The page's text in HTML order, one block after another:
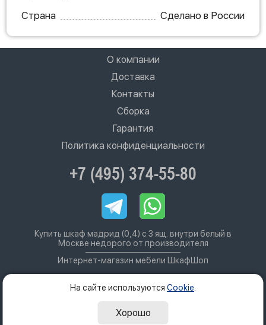
Страна
Сделано в России
О компании
Доставка
Контакты
Сборка
Гарантия
Политика конфиденциальности
+7 (495) 374-55-80
Купить шкаф мадрид (0,4) с 3 ящ. внутри белый в
Москве недорого от производителя
Интернет-магазин мебели ШкафШоп
На сайте используются Cookie
Хорошо